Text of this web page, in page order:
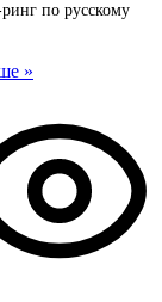
по русскому
»